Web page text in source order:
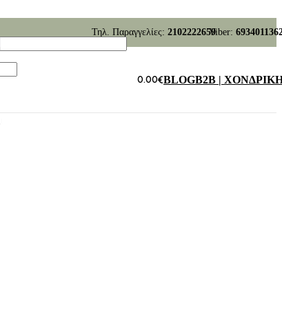
Τηλ. Παραγγελίες: 2102222659Viber:
0.00€BLOGB2B |